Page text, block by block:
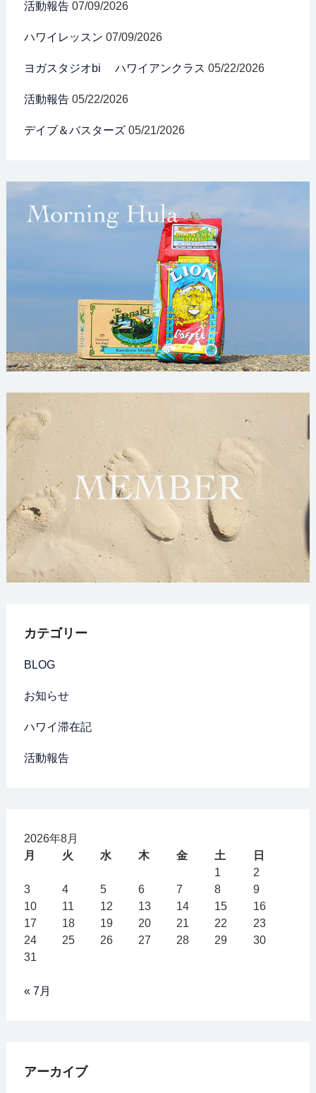
活動報告 07/09/2026
ハワイレッスン 07/09/2026
ヨガスタジオbi ハワイアンクラス 05/22/2026
活動報告 05/22/2026
デイブ＆バスターズ 05/21/2026
カテゴリー
BLOG
お知らせ
ハワイ滞在記
活動報告
2026年8月
月
火 水 木 金 土
日
1
2
3
4 5 6 7 8
9
10
11 12 13 14 15
16
17
18 19 20 21 22
23
24
25 26 27 28 29
30
31
« 7月
アーカイブ